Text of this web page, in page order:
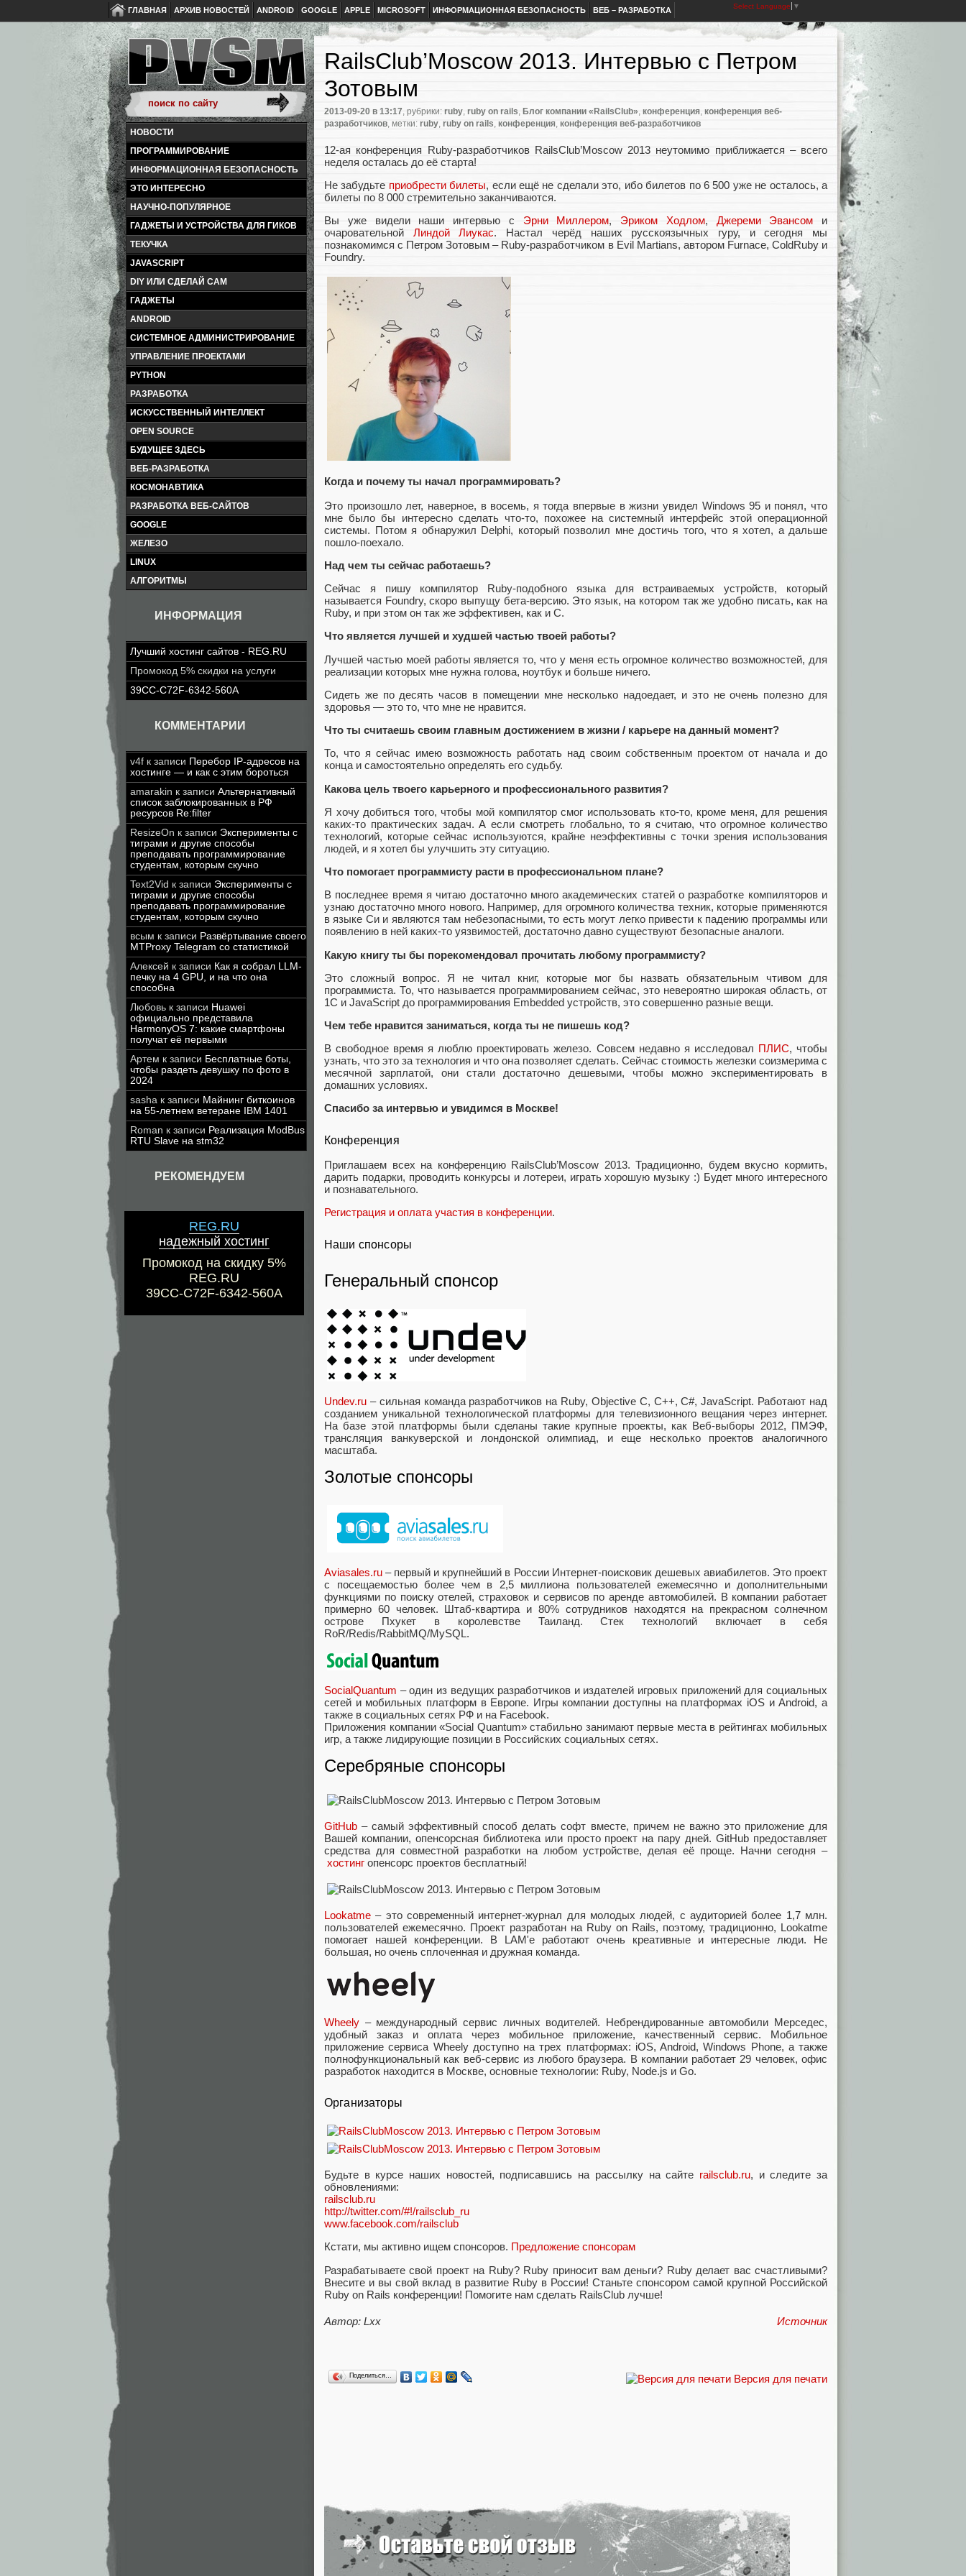
ГЛАВНАЯ АРХИВ НОВОСТЕЙ ANDROID GOOGLE APPLE MICROSOFT ИНФОРМАЦИОННАЯ БЕЗОПАСНОСТЬ ВЕБ – РАЗРАБОТКА Select Language ▼
НОВОСТИ
ПРОГРАММИРОВАНИЕ
ИНФОРМАЦИОННАЯ БЕЗОПАСНОСТЬ
ЭТО ИНТЕРЕСНО
НАУЧНО-ПОПУЛЯРНОЕ
ГАДЖЕТЫ И УСТРОЙСТВА ДЛЯ ГИКОВ
ТЕКУЧКА
JAVASCRIPT
DIY ИЛИ СДЕЛАЙ САМ
ГАДЖЕТЫ
ANDROID
СИСТЕМНОЕ АДМИНИСТРИРОВАНИЕ
УПРАВЛЕНИЕ ПРОЕКТАМИ
PYTHON
РАЗРАБОТКА
ИСКУССТВЕННЫЙ ИНТЕЛЛЕКТ
OPEN SOURCE
БУДУЩЕЕ ЗДЕСЬ
ВЕБ-РАЗРАБОТКА
КОСМОНАВТИКА
РАЗРАБОТКА ВЕБ-САЙТОВ
GOOGLE
ЖЕЛЕЗО
LINUX
АЛГОРИТМЫ
ИНФОРМАЦИЯ
Лучший хостинг сайтов - REG.RU
Промокод 5% скидки на услуги
39CC-C72F-6342-560A
КОММЕНТАРИИ
v4f к записи Перебор IP-адресов на
хостинге — и как с этим бороться
amarakin к записи Альтернативный
список заблокированных в РФ
ресурсов Re:filter
ResizeOn к записи Эксперименты с
тиграми и другие способы
преподавать программирование
студентам, которым скучно
Text2Vid к записи Эксперименты с
тиграми и другие способы
преподавать программирование
студентам, которым скучно
всым к записи Развёртывание своего
MTProxy Telegram со статистикой
Алексей к записи Как я собрал LLM-
печку на 4 GPU, и на что она
способна
Любовь к записи Huawei
официально представила
HarmonyOS 7: какие смартфоны
получат её первыми
Артем к записи Бесплатные боты,
чтобы раздеть девушку по фото в
2024
sasha к записи Майнинг биткоинов
на 55-летнем ветеране IBM 1401
Roman к записи Реализация ModBus
RTU Slave на stm32
РЕКОМЕНДУЕМ
REG.RU
надежный хостинг
Промокод на скидку 5%
REG.RU
39CC-C72F-6342-560A
RailsClub’Moscow 2013. Интервью с Петром
Зотовым
2013-09-20 в 13:17, рубрики: ruby, ruby on rails, Блог компании «RailsClub», конференция, конференция веб-
разработчиков, метки: ruby, ruby on rails, конференция, конференция веб-разработчиков
12-ая конференция Ruby-разработчиков RailsClub’Moscow 2013 неутомимо приближается – всего
неделя осталась до её старта!
Не забудьте приобрести билеты, если ещё не сделали это, ибо билетов по 6 500 уже не осталось, а
билеты по 8 000 стремительно заканчиваются.
Вы уже видели наши интервью с Эрни Миллером, Эриком Ходлом, Джереми Эвансом и
очаровательной Линдой Лиукас. Настал черёд наших русскоязычных гуру, и сегодня мы
познакомимся с Петром Зотовым – Ruby-разработчиком в Evil Martians, автором Furnace, ColdRuby и
Foundry.
Когда и почему ты начал программировать?
Это произошло лет, наверное, в восемь, я тогда впервые в жизни увидел Windows 95 и понял, что
мне было бы интересно сделать что-то, похожее на системный интерфейс этой операционной
системы. Потом я обнаружил Delphi, который позволил мне достичь того, что я хотел, а дальше
пошло-поехало.
Над чем ты сейчас работаешь?
Сейчас я пишу компилятор Ruby-подобного языка для встраиваемых устройств, который
называется Foundry, скоро выпущу бета-версию. Это язык, на котором так же удобно писать, как на
Ruby, и при этом он так же эффективен, как и C.
Что является лучшей и худшей частью твоей работы?
Лучшей частью моей работы является то, что у меня есть огромное количество возможностей, для
реализации которых мне нужна голова, ноутбук и больше ничего.
Сидеть же по десять часов в помещении мне несколько надоедает, и это не очень полезно для
здоровья — это то, что мне не нравится.
Что ты считаешь своим главным достижением в жизни / карьере на данный момент?
То, что я сейчас имею возможность работать над своим собственным проектом от начала и до
конца и самостоятельно определять его судьбу.
Какова цель твоего карьерного и профессионального развития?
Я хочу добиться того, чтобы мой компилятор смог использовать кто-то, кроме меня, для решения
каких-то практических задач. А если смотреть глобально, то я считаю, что огромное количество
технологий, которые сейчас используются, крайне неэффективны с точки зрения использования
людей, и я хотел бы улучшить эту ситуацию.
Что помогает программисту расти в профессиональном плане?
В последнее время я читаю достаточно много академических статей о разработке компиляторов и
узнаю достаточно много нового. Например, для огромного количества техник, которые применяются
в языке Си и являются там небезопасными, то есть могут легко привести к падению программы или
появлению в ней каких-то уязвимостей, достаточно давно существуют безопасные аналоги.
Какую книгу ты бы порекомендовал прочитать любому программисту?
Это сложный вопрос. Я не читал книг, которые мог бы назвать обязательным чтивом для
программиста. То, что называется программированием сейчас, это невероятно широкая область, от
1С и JavaScript до программирования Embedded устройств, это совершенно разные вещи.
Чем тебе нравится заниматься, когда ты не пишешь код?
В свободное время я люблю проектировать железо. Совсем недавно я исследовал ПЛИС, чтобы
узнать, что это за технология и что она позволяет сделать. Сейчас стоимость железки соизмерима с
месячной зарплатой, они стали достаточно дешевыми, чтобы можно экспериментировать в
домашних условиях.
Спасибо за интервью и увидимся в Москве!
Конференция
Приглашаем всех на конференцию RailsClub’Moscow 2013. Традиционно, будем вкусно кормить,
дарить подарки, проводить конкурсы и лотереи, играть хорошую музыку :) Будет много интересного
и познавательного.
Регистрация и оплата участия в конференции.
Наши спонсоры
Генеральный спонсор
Undev.ru – сильная команда разработчиков на Ruby, Objective C, C++, C#, JavaScript. Работают над
созданием уникальной технологической платформы для телевизионного вещания через интернет.
На базе этой платформы были сделаны такие крупные проекты, как Веб-выборы 2012, ПМЭФ,
трансляция ванкуверской и лондонской олимпиад, и еще несколько проектов аналогичного
масштаба.
Золотые спонсоры
Aviasales.ru – первый и крупнейший в России Интернет-поисковик дешевых авиабилетов. Это проект
с посещаемостью более чем в 2,5 миллиона пользователей ежемесячно и дополнительными
функциями по поиску отелей, страховок и сервисов по аренде автомобилей. В компании работает
примерно 60 человек. Штаб-квартира и 80% сотрудников находятся на прекрасном солнечном
острове Пхукет в королевстве Таиланд. Стек технологий включает в себя
RoR/Redis/RabbitMQ/MySQL.
SocialQuantum – один из ведущих разработчиков и издателей игровых приложений для социальных
сетей и мобильных платформ в Европе. Игры компании доступны на платформах iOS и Android, а
также в социальных сетях РФ и на Facebook.
Приложения компании «Social Quantum» стабильно занимают первые места в рейтингах мобильных
игр, а также лидирующие позиции в Российских социальных сетях.
Серебряные спонсоры
GitHub – самый эффективный способ делать софт вместе, причем не важно это приложение для
Вашей компании, опенсорсная библиотека или просто проект на пару дней. GitHub предоставляет
средства для совместной разработки на любом устройстве, делая её проще. Начни сегодня –
хостинг опенсорс проектов бесплатный!
Lookatme – это современный интернет-журнал для молодых людей, с аудиторией более 1,7 млн.
пользователей ежемесячно. Проект разработан на Ruby on Rails, поэтому, традиционно, Lookatme
помогает нашей конференции. В LAM'е работают очень креативные и интересные люди. Не
большая, но очень сплоченная и дружная команда.
Wheely – международный сервис личных водителей. Небрендированные автомобили Мерседес,
удобный заказ и оплата через мобильное приложение, качественный сервис. Мобильное
приложение сервиса Wheely доступно на трех платформах: iOS, Android, Windows Phone, а также
полнофункциональный как веб-сервис из любого браузера. В компании работает 29 человек, офис
разработок находится в Москве, основные технологии: Ruby, Node.js и Go.
Организаторы
Будьте в курсе наших новостей, подписавшись на рассылку на сайте railsclub.ru, и следите за
обновлениями:
railsclub.ru
http://twitter.com/#!/railsclub_ru
www.facebook.com/railsclub
Кстати, мы активно ищем спонсоров. Предложение спонсорам
Разрабатываете свой проект на Ruby? Ruby приносит вам деньги? Ruby делает вас счастливыми?
Внесите и вы свой вклад в развитие Ruby в России! Станьте спонсором самой крупной Российской
Ruby on Rails конференции! Помогите нам сделать RailsClub лучше!
Автор: Lxx Источник
Версия для печати
Поделиться…